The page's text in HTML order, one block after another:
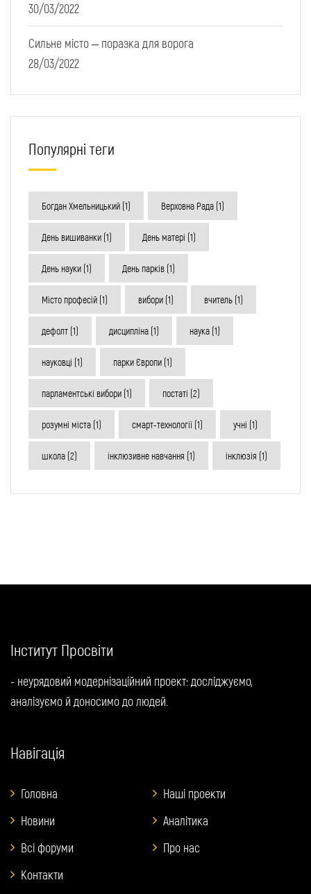
30/03/2022
Сильне місто – поразка для ворога
28/03/2022
Популярні теги
Богдан Хмельницький (1) Верховна Рада (1)
День вишиванки (1) День матері (1)
День науки (1) День парків (1)
Місто професій (1) вибори (1) вчитель (1)
дефолт (1) дисципліна (1) наука (1)
науковці (1) парки Європи (1)
парламентські вибори (1) постаті (2)
розумні міста (1) смарт-технології (1) учні (1)
школа (2) інклюзивне навчання (1) інклюзія (1)
Інститут Просвіти
- неурядовий модернізаційний проект: досліджуємо,
аналізуємо й доносимо до людей.
Навігація
Головна
Наші проекти
Новини
Аналітика
Всі форуми
Про нас
Контакти